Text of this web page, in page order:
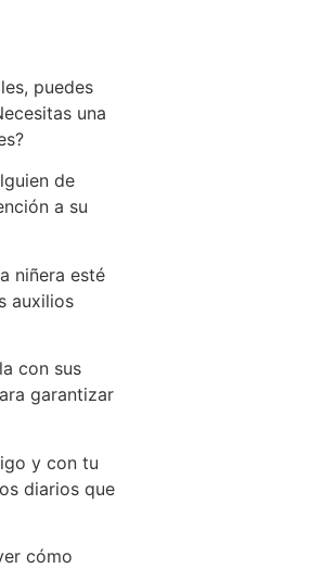
puedes
una
de
a su
niñera esté
auxilios
con sus
garantizar
y con tu
diarios que
cómo